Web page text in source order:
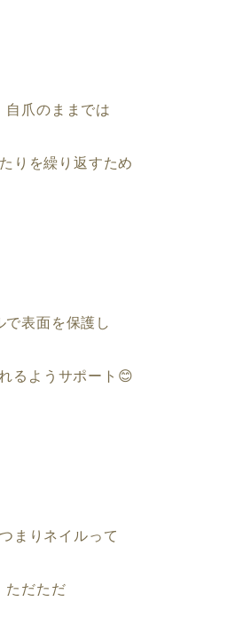
自爪のままでは
りを繰り返すため
で表面を保護し
るようサポート😊
まりネイルって
ただただ